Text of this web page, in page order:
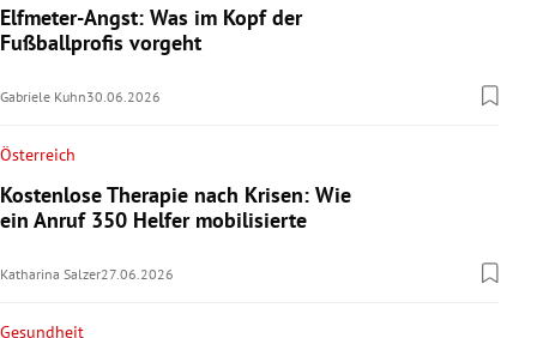
Elfmeter-Angst: Was im Kopf der
Fußballprofis vorgeht
Gabriele Kuhn30.06.2026
Österreich
Kostenlose Therapie nach Krisen: Wie
ein Anruf 350 Helfer mobilisierte
Katharina Salzer27.06.2026
Gesundheit